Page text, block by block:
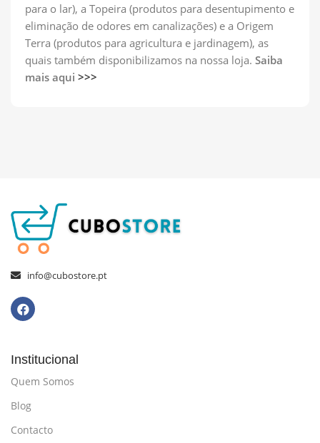
para o lar), a Topeira (produtos para desentupimento e
eliminação de odores em canalizações) e a Origem
Terra (produtos para agricultura e jardinagem), as
quais também disponibilizamos na nossa loja. Saiba
mais aqui >>>
info@cubostore.pt
Institucional
Quem Somos
Blog
Contacto